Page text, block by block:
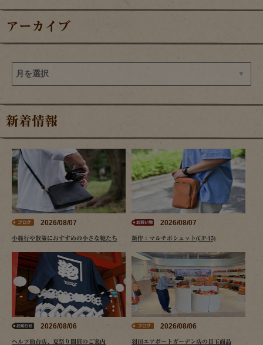
アーカイブ
新着情報
2026/08/07
小旅行や散策におすすめの小さな鞄たち
2026/08/07
新作：マルチポシェット(CP-15)
2026/08/06
ヘルツ仙台店、夏祭り開催のご案内
2026/08/06
羽田エアポートガーデン店の目玉商品